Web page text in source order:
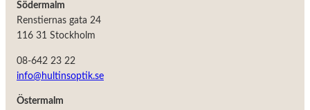
Södermalm
Renstiernas gata 24
116 31 Stockholm
08-642 23 22
info@hultinsoptik.se
Östermalm